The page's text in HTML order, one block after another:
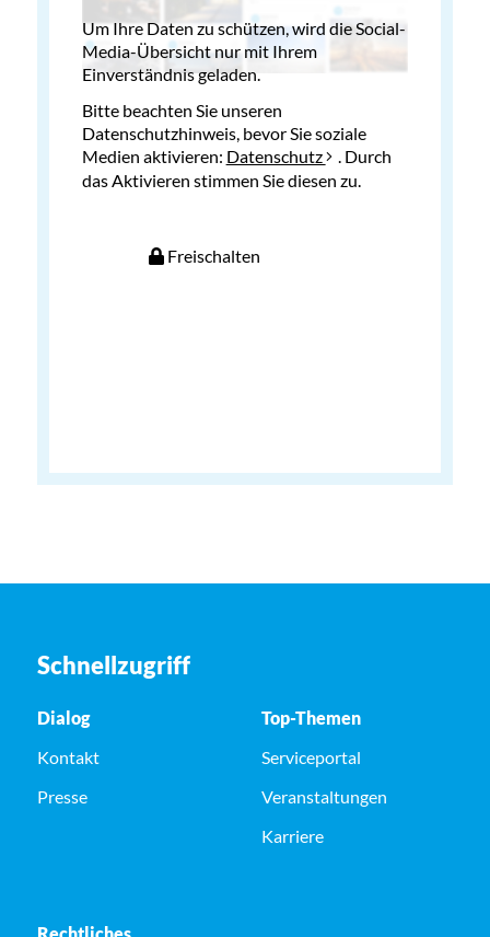
Um Ihre Daten zu schützen, wird die Social-
Media-Übersicht nur mit Ihrem
Einverständnis geladen.
Bitte beachten Sie unseren
Datenschutzhinweis, bevor Sie soziale
Medien aktivieren: Datenschutz
. Durch
das Aktivieren stimmen Sie diesen zu.
Freischalten
Schnellzugriff
Dialog
Kontakt
Presse
Top-Themen
Serviceportal
Veranstaltungen
Karriere